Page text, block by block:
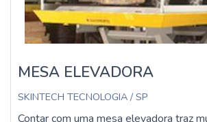
MESA ELEVADORA
SKINTECH TECNOLOGIA / SP
Contar com uma mesa elevadora traz